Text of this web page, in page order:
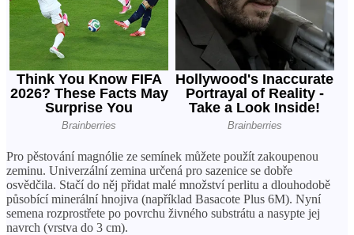
Pro pěstování magnólie ze semínek můžete použít zakoupenou
zeminu. Univerzální zemina určená pro sazenice se dobře
osvědčila. Stačí do něj přidat malé množství perlitu a dlouhodobě
působící minerální hnojiva (například Basacote Plus 6M). Nyní
semena rozprostřete po povrchu živného substrátu a nasypte jej
navrch (vrstva do 3 cm).